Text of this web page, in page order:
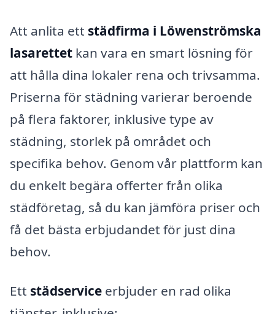
Att anlita ett städfirma i Löwenströmska
lasarettet kan vara en smart lösning för
att hålla dina lokaler rena och trivsamma.
Priserna för städning varierar beroende
på flera faktorer, inklusive type av
städning, storlek på området och
specifika behov. Genom vår plattform kan
du enkelt begära offerter från olika
städföretag, så du kan jämföra priser och
få det bästa erbjudandet för just dina
behov.
Ett städservice erbjuder en rad olika